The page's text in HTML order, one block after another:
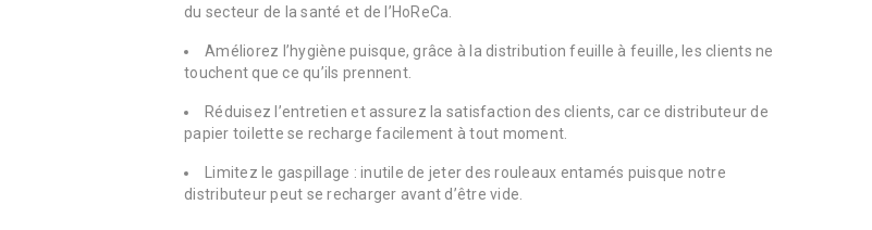
du secteur de la santé et de l’HoReCa.
Améliorez l’hygiène puisque, grâce à la distribution feuille à feuille, les clients ne
touchent que ce qu’ils prennent.
Réduisez l’entretien et assurez la satisfaction des clients, car ce distributeur de
papier toilette se recharge facilement à tout moment.
Limitez le gaspillage : inutile de jeter des rouleaux entamés puisque notre
distributeur peut se recharger avant d’être vide.